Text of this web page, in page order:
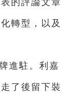
的評論文章
轉型，以及
進駐。利嘉
了後留下裝